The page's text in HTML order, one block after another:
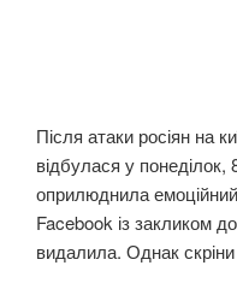
Після атаки росіян на
відбулася у
оприлюднила
Facebook із закликом
видалила. Однак